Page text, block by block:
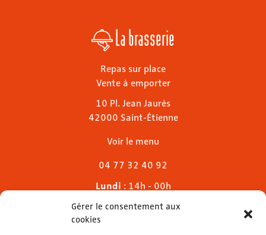
Gérer le consentement aux
cookies
La brasserie
Repas sur place
Vente à emporter
10 Pl. Jean Jaurès
42000 Saint-Étienne
Voir le menu
04 77 32 40 92
Lundi : 14h - 00h
Mardi & mercredi
Jeudi